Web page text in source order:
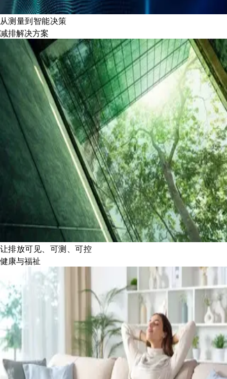
从测量到智能决策
减排解决方案
让排放可见、可测、可控
健康与福祉